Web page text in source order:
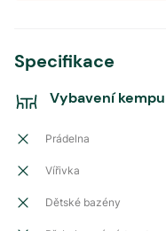
Specifikace
Vybavení kempu
Prádelna
Vířivka
Dětské bazény